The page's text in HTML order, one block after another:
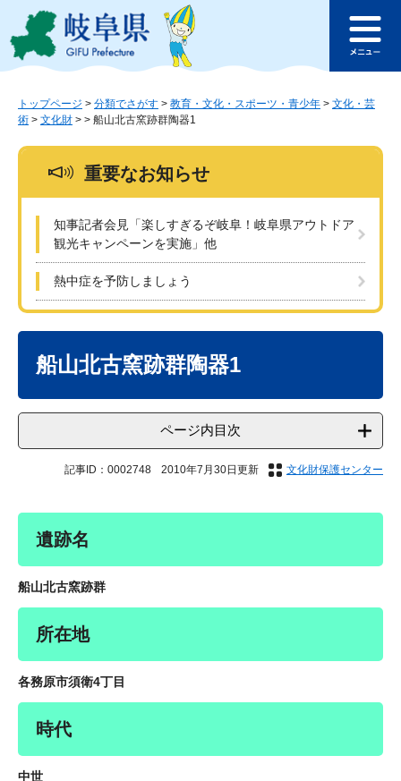
ジ
ュ
このページの本文へ
ュ
トップページ > 分類でさがす > 教育・文化・スポーツ・青少年 > 文化・芸
術 > 文化財 > > 船山北古窯跡群陶器1
重要なお知らせ
知事記者会見「楽しすぎるぞ岐阜！岐阜県アウトドア
観光キャンペーンを実施」他
熱中症を予防しましょう
船山北古窯跡群陶器1
ページ内目次
記事ID：0002748 2010年7月30日更新 文化財保護センター
遺跡名
船山北古窯跡群
所在地
各務原市須衛4丁目
時代
中世